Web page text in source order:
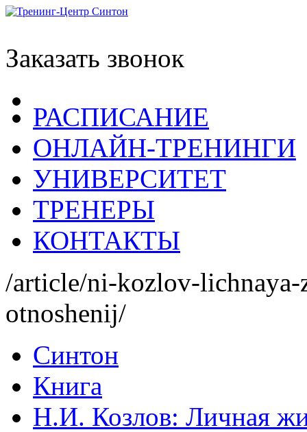
Заказать звонок
РАСПИСАНИЕ
ОНЛАЙН-ТРЕНИНГИ
УНИВЕРСИТЕТ
ТРЕНЕРЫ
КОНТАКТЫ
/article/ni-kozlov-
otnoshenij/
Синтон
Книга
Н.И. Козлов: Личная